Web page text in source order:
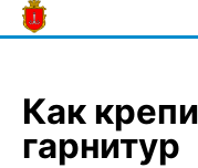
Skip
to
Как
гарнитур